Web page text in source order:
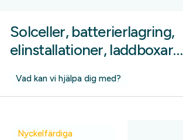
Solceller, batterierlagring,
elinstallationer, laddboxar…
Vad kan vi hjälpa dig med?
Nyckelfärdiga